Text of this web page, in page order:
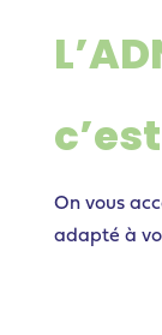
On vous
adapté à